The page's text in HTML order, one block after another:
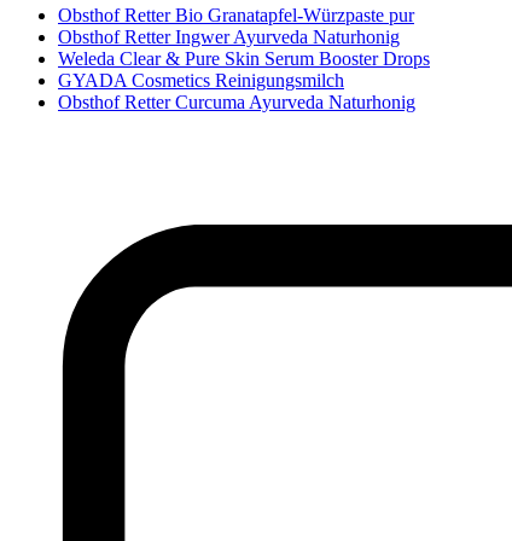
Obsthof Retter Bio Granatapfel-Würzpaste pur
Obsthof Retter Ingwer Ayurveda Naturhonig
Weleda Clear & Pure Skin Serum Booster Drops
GYADA Cosmetics Reinigungsmilch
Obsthof Retter Curcuma Ayurveda Naturhonig